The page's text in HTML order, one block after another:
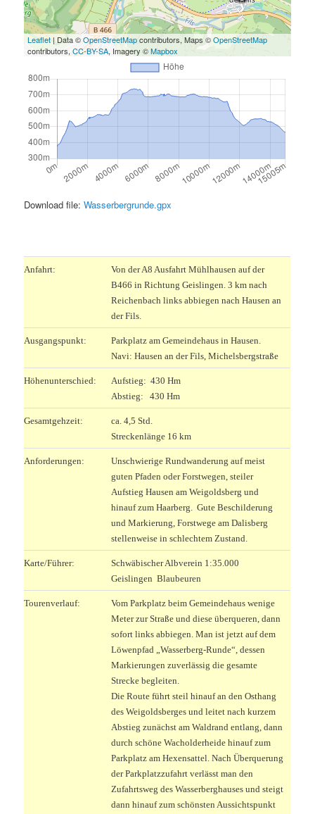
Leaflet | Data ©OpenStreetMapcontributors, Maps ©OpenStreetMap
contributors,CC-BY-SA, Imagery ©Mapbox
Download file:Wasserbergrunde.gpx
Anfahrt:
Von der A8 Ausfahrt Mühlhausen auf der
B466 in Richtung Geislingen. 3 km nach
Reichenbach links abbiegen nach Hausen an
der Fils.
Ausgangspunkt:
Parkplatz am Gemeindehaus in Hausen.
Navi: Hausen an der Fils, Michelsbergstraße
Höhenunterschied:
Aufstieg: 430 Hm
Abstieg: 430 Hm
Gesamtgehzeit:
ca. 4,5 Std.
Streckenlänge 16 km
Anforderungen:
Unschwierige Rundwanderung auf meist
guten Pfaden oder Forstwegen, steiler
Aufstieg Hausen am Weigoldsberg und
hinauf zum Haarberg. Gute Beschilderung
und Markierung, Forstwege am Dalisberg
stellenweise in schlechtem Zustand.
Karte/Führer:
Schwäbischer Albverein 1:35.000
Geislingen Blaubeuren
Tourenverlauf:
Vom Parkplatz beim Gemeindehaus wenige
Meter zur Straße und diese überqueren, dann
sofort links abbiegen. Man ist jetzt auf dem
Löwenpfad „Wasserberg-Runde“, dessen
Markierungen zuverlässig die gesamte
Strecke begleiten.
Die Route führt steil hinauf an den Osthang
des Weigoldsberges und leitet nach kurzem
Abstieg zunächst am Waldrand entlang, dann
durch schöne Wacholderheide hinauf zum
Parkplatz am Hexensattel. Nach Überquerung
der Parkplatzzufahrt verlässt man den
Zufahrtsweg des Wasserberghauses und steigt
dann hinauf zum schönsten Aussichtspunkt